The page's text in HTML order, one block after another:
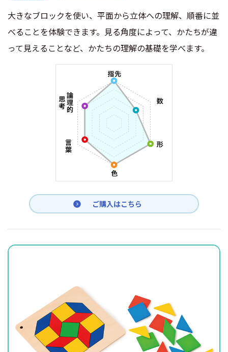
大きなブロックを使い、平面から立体への理解、順番に並
べることを体験できます。見る角度によって、かたちが違
って見えることなど、かたちの理解の基礎を学べます。
ご購入はこちら